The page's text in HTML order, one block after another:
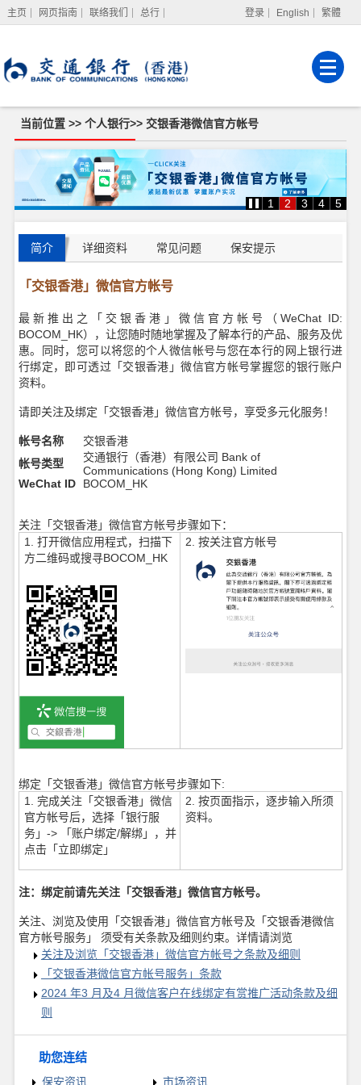
主页 网页指南 联络我们 总行 登录 English 繁體
强积金服务
当前位置 >> 个人银行>> 交银香港微信官方帐号
香
微
号
1 2 3 4 5
简介 详细资料 常见问题 保安提示
「交银香港」微信官方帐号
最新推出之「交银香港」微信官方帐号（WeChat ID:
BOCOM_HK），让您随时随地掌握及了解本行的产品、服务及优
惠。同时，您可以将您的个人微信帐号与您在本行的网上银行进
行绑定，即可透过「交银香港」微信官方帐号掌握您的银行账户
资料。
请即关注及绑定「交银香港」微信官方帐号，享受多元化服务！
帐号名称
交银香港
帐号类型
交通银行（香港）有限公司 Bank of
Communications (Hong Kong) Limited
WeChat ID
BOCOM_HK
关注「交银香港」微信官方帐号步骤如下：
1. 打开微信应用程式，扫描下
方二维码或搜寻BOCOM_HK
2. 按关注官方帐号
绑定「交银香港」微信官方帐号步骤如下:
1. 完成关注「交银香港」微信
官方帐号后，选择「银行服
务」-> 「账户绑定/解绑」，并
点击「立即绑定」
2. 按页面指示，逐步输入所须
资料。
注：绑定前请先关注「交银香港」微信官方帐号。
关注、浏览及使用「交银香港」微信官方帐号及「交银香港微信
官方帐号服务」 须受有关条款及细则约束。详情请浏览
关注及浏览「交银香港」微信官方帐号之条款及细则
「交银香港微信官方帐号服务」条款
2024 年3 月及4 月微信客户在线绑定有赏推广活动条款及细
则
助您连结
保安资讯 市场资讯